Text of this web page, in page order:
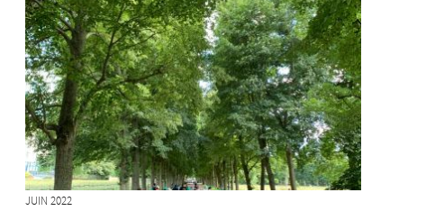
JUIN 2022